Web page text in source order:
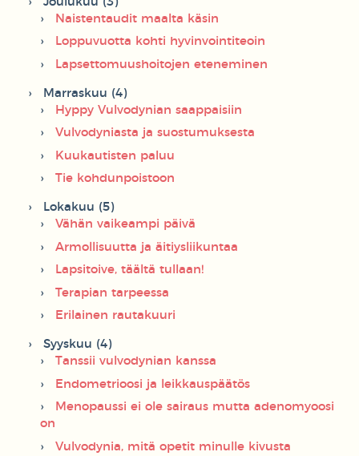
Naistentaudit maalta käsin
Loppuvuotta kohti hyvinvointiteoin
Lapsettomuushoitojen eteneminen
Marraskuu (4)
Hyppy Vulvodynian saappaisiin
Vulvodyniasta ja suostumuksesta
Kuukautisten paluu
Tie kohdunpoistoon
Lokakuu (5)
Vähän vaikeampi päivä
Armollisuutta ja äitiysliikuntaa
Lapsitoive, täältä tullaan!
Terapian tarpeessa
Erilainen rautakuuri
Syyskuu (4)
Tanssii vulvodynian kanssa
Endometrioosi ja leikkauspäätös
Menopaussi ei ole sairaus mutta adenomyoosi
on
Vulvodynia, mitä opetit minulle kivusta